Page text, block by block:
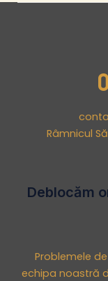
Râmnicul
Deblocăm
Problemele
echipa noastră